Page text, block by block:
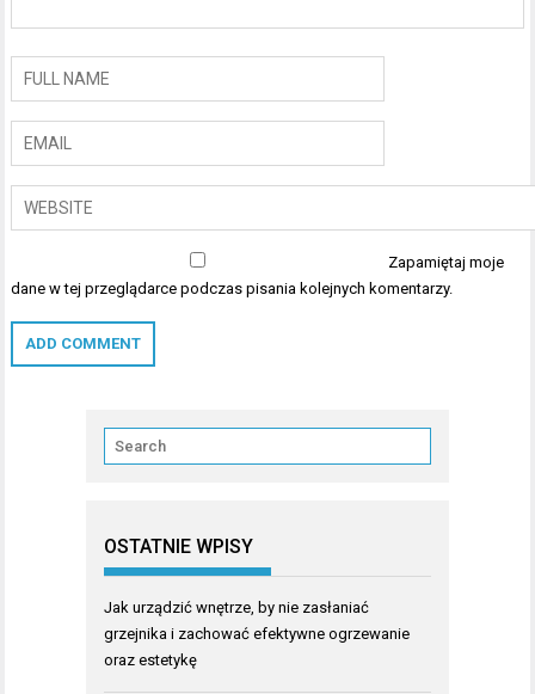
Zapamiętaj moje
dane w tej przeglądarce podczas pisania kolejnych komentarzy.
OSTATNIE WPISY
Jak urządzić wnętrze, by nie zasłaniać
grzejnika i zachować efektywne ogrzewanie
oraz estetykę